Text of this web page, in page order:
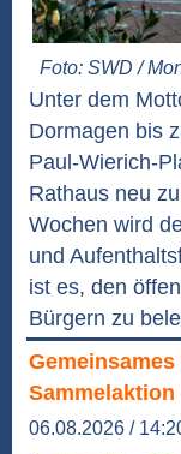
Foto: SWD /
Unter dem
Dormagen bis
Paul-Wierich-
Rathaus neu
Wochen wird
und
ist es, den
Bürgern zu
Sammelaktion
06.08.2026 /